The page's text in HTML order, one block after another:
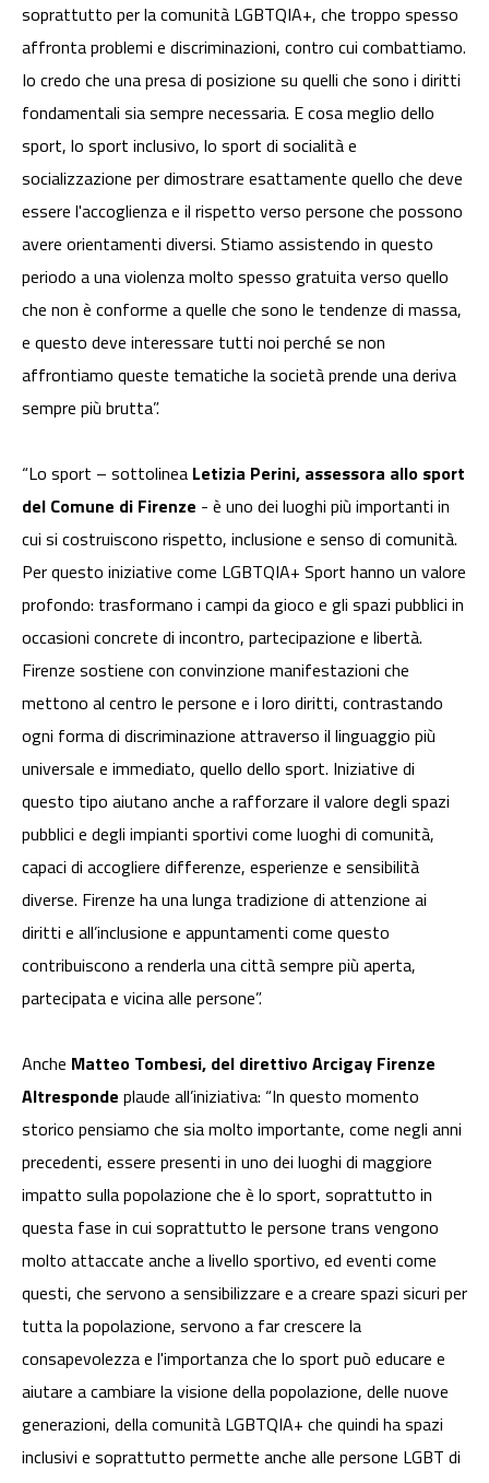
soprattutto per la comunità LGBTQIA+, che troppo spesso
affronta problemi e discriminazioni, contro cui combattiamo.
Io credo che una presa di posizione su quelli che sono i diritti
fondamentali sia sempre necessaria. E cosa meglio dello
sport, lo sport inclusivo, lo sport di socialità e
socializzazione per dimostrare esattamente quello che deve
essere l'accoglienza e il rispetto verso persone che possono
avere orientamenti diversi. Stiamo assistendo in questo
periodo a una violenza molto spesso gratuita verso quello
che non è conforme a quelle che sono le tendenze di massa,
e questo deve interessare tutti noi perché se non
affrontiamo queste tematiche la società prende una deriva
sempre più brutta”.
“Lo sport – sottolinea Letizia Perini, assessora allo sport
del Comune di Firenze - è uno dei luoghi più importanti in
cui si costruiscono rispetto, inclusione e senso di comunità.
Per questo iniziative come LGBTQIA+ Sport hanno un valore
profondo: trasformano i campi da gioco e gli spazi pubblici in
occasioni concrete di incontro, partecipazione e libertà.
Firenze sostiene con convinzione manifestazioni che
mettono al centro le persone e i loro diritti, contrastando
ogni forma di discriminazione attraverso il linguaggio più
universale e immediato, quello dello sport. Iniziative di
questo tipo aiutano anche a rafforzare il valore degli spazi
pubblici e degli impianti sportivi come luoghi di comunità,
capaci di accogliere differenze, esperienze e sensibilità
diverse. Firenze ha una lunga tradizione di attenzione ai
diritti e all’inclusione e appuntamenti come questo
contribuiscono a renderla una città sempre più aperta,
partecipata e vicina alle persone”.
Anche Matteo Tombesi, del direttivo Arcigay Firenze
Altresponde plaude all’iniziativa: “In questo momento
storico pensiamo che sia molto importante, come negli anni
precedenti, essere presenti in uno dei luoghi di maggiore
impatto sulla popolazione che è lo sport, soprattutto in
questa fase in cui soprattutto le persone trans vengono
molto attaccate anche a livello sportivo, ed eventi come
questi, che servono a sensibilizzare e a creare spazi sicuri per
tutta la popolazione, servono a far crescere la
consapevolezza e l'importanza che lo sport può educare e
aiutare a cambiare la visione della popolazione, delle nuove
generazioni, della comunità LGBTQIA+ che quindi ha spazi
inclusivi e soprattutto permette anche alle persone LGBT di